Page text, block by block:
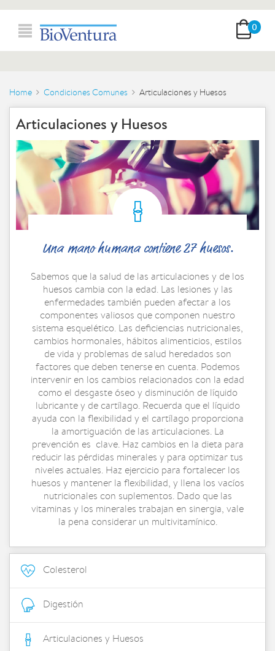
0
Home Condiciones Comunes Articulaciones y Huesos
Articulaciones y Huesos
Una mano humana contiene 27 huesos.
Sabemos que la salud de las articulaciones y de los
huesos cambia con la edad. Las lesiones y las
enfermedades también pueden afectar a los
componentes valiosos que componen nuestro
sistema esquelético. Las deficiencias nutricionales,
cambios hormonales, hábitos alimenticios, estilos
de vida y problemas de salud heredados son
factores que deben tenerse en cuenta. Podemos
intervenir en los cambios relacionados con la edad
como el desgaste óseo y disminución de líquido
lubricante y de cartílago. Recuerda que el líquido
ayuda con la flexibilidad y el cartílago proporciona
la amortiguación de las articulaciones. La
prevención es clave. Haz cambios en la dieta para
reducir las pérdidas minerales y para optimizar tus
niveles actuales. Haz ejercicio para fortalecer los
huesos y mantener la flexibilidad, y llena los vacíos
nutricionales con suplementos. Dado que las
vitaminas y los minerales trabajan en sinergia, vale
la pena considerar un multivitamínico.
Colesterol
Digestión
Articulaciones y Huesos